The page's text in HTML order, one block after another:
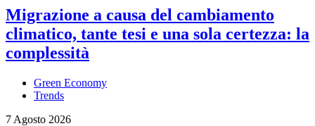
Migrazione a causa del cambiamento
climatico, tante tesi e una sola certezza: la
complessità
Green Economy
Trends
7 Agosto 2026